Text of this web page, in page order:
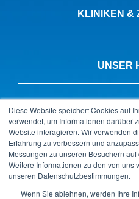
Diese Website speichert Cookies auf
verwendet, um Informationen darüber
Website interagieren. Wir verwenden
Erfahrung zu verbessern und
Messungen zu unseren Besuchern
Weitere Informationen zu den von uns
unseren Datenschutzbestimmungen.
Wenn Sie ablehnen, werden Ihre
KLINIKEN &
UNSER
AUSBILDUNG